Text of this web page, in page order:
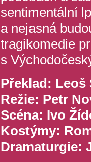
sentimentální
a nejasná
tragikomedie
s
Překlad: Leoš
Režie: Petr
Scéna: Ivo
Kostýmy:
Dramaturgie: